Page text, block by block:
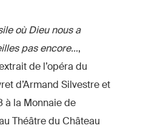
où Dieu nous a
pas encore…,
de l’opéra du
d’Armand Silvestre et
à la Monnaie de
Théâtre du Château